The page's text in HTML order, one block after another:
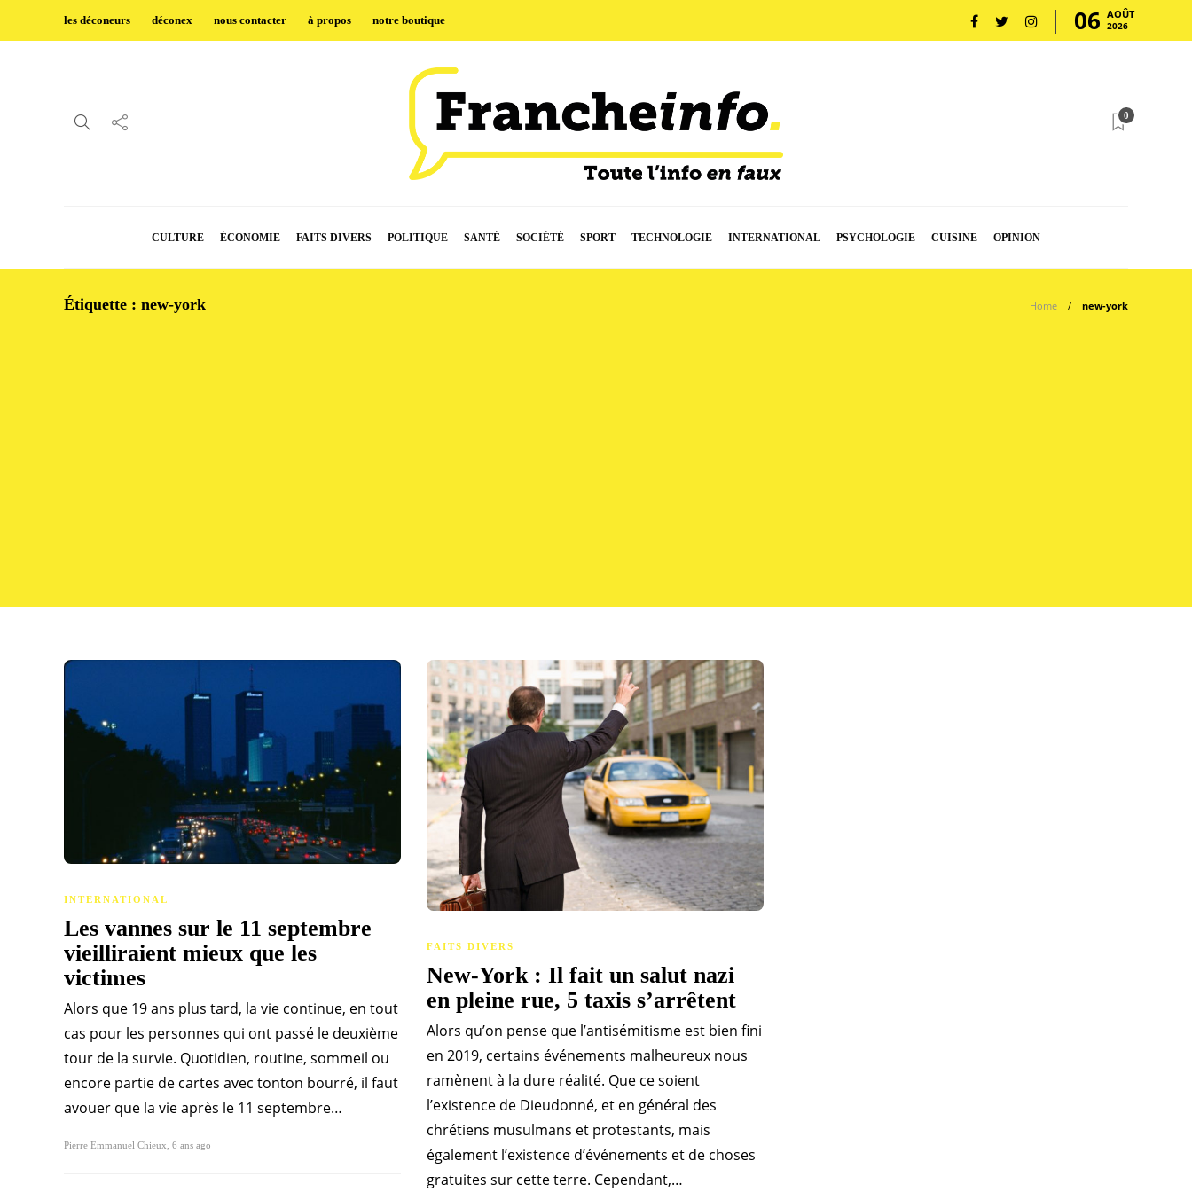
les déconeurs déconex nous contacter à propos notre boutique 06 AOÛT
2026
0
CULTURE ÉCONOMIE FAITS DIVERS POLITIQUE SANTÉ SOCIÉTÉ SPORT TECHNOLOGIE INTERNATIONAL PSYCHOLOGIE CUISINE OPINION
Étiquette : new-york Home new-york
INTERNATIONAL
Les vannes sur le 11 septembre
vieilliraient mieux que les
victimes
Alors que 19 ans plus tard, la vie continue, en tout
cas pour les personnes qui ont passé le deuxième
tour de la survie. Quotidien, routine, sommeil ou
encore partie de cartes avec tonton bourré, il faut
avouer que la vie après le 11 septembre…
Pierre Emmanuel Chieux 6 ans ago
FAITS DIVERS
New-York : Il fait un salut nazi
en pleine rue, 5 taxis s’arrêtent
Alors qu’on pense que l’antisémitisme est bien fini
en 2019, certains événements malheureux nous
ramènent à la dure réalité. Que ce soient
l’existence de Dieudonné, et en général des
chrétiens musulmans et protestants, mais
également l’existence d’événements et de choses
gratuites sur cette terre. Cependant,…